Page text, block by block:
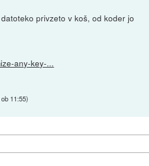
privzeto v koš, od koder jo
any-key-...
11:55)